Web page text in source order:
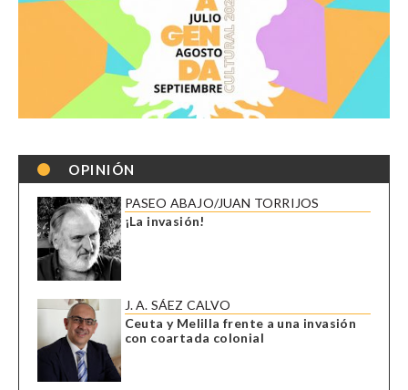
OPINIÓN
PASEO ABAJO/JUAN TORRIJOS
¡La invasión!
J. A. SÁEZ CALVO
Ceuta y Melilla frente a una invasión
con coartada colonial